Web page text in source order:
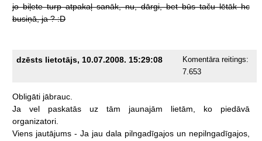
jo biļete turp atpakaļ sanāk, nu, dārgi, bet būs taču lētāk hc
busiņā, ja ? :D
dzēsts lietotājs, 10.07.2008. 15:29:08
Komentāra reitings:
7.653
Obligāti jābrauc.
Ja
vel paskatās uz tām jaunajām lietām, ko
piedāvā
organizatori.
Viens jautājums - Ja jau dala pilngadīgajos un nepilngadīgajos,